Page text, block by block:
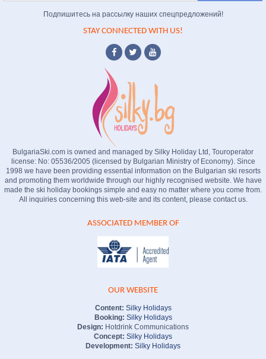
Подпишитесь на рассылку наших спецпредложений!
STAY CONNECTED WITH US!
BulgariaSki.com is owned and managed by Silky Holiday Ltd, Touroperator
license: No: 05536/2005 (licensed by Bulgarian Ministry of Economy). Since
1998 we have been providing essential information on the Bulgarian ski resorts
and promoting them worldwide through our highly recognised website. We have
made the ski holiday bookings simple and easy no matter where you come from.
All inquiries concerning this web-site and its content, please contact us.
ASSOCIATED MEMBER OF
OUR WEBSITE
Content: Silky Holidays
Booking: Silky Holidays
Design: Hotdrink Communications
Concept: Silky Holidays
Development: Silky Holidays